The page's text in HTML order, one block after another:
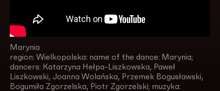
Marynia
region: Wielkopolska: name of the dance: Marynia;
dancers: Katarzyna Hełpa-Liszkowska, Paweł
Liszkowski, Joanna Wolańska, Przemek Bogusławski,
Bogumiła Zgorzelska, Piotr Zgorzelski; muzyka: